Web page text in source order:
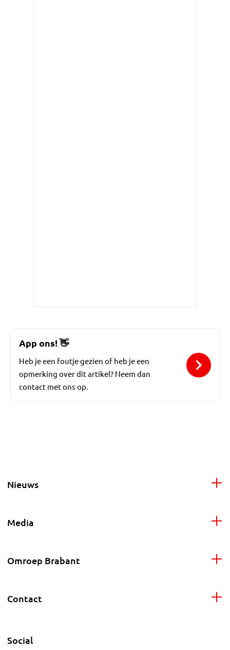
App ons!👋
Heb je een foutje gezien of heb je een
opmerking over dit artikel? Neem dan
contact met ons op.
Nieuws
Media
Omroep Brabant
Contact
Social